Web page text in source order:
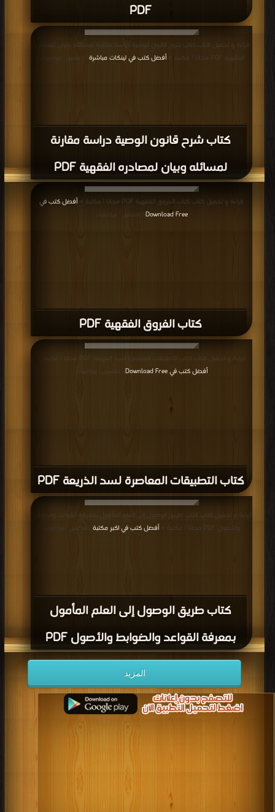
PDF
كتاب شرح قانون الوصية دراسة مقارنة
لمسائله وبيان لمصادره الفقهية PDF
قراءة و تحميل كتاب كتاب شرح قانون الوصية دراسة مقارنة لمسائله وبيان لمصادره
الفقهية PDF مجانا | مكتبة >
أفضل كتب في لينكات مباشرة | التحميل : مرة/مرات
كتاب الفروق الفقهية PDF
قراءة و تحميل كتاب كتاب الفروق الفقهية PDF مجانا | مكتبة >
أفضل كتب في
Download Free
| التحميل : مرة/مرات
كتاب التطبيقات المعاصرة لسد الذريعة PDF
قراءة و تحميل كتاب كتاب التطبيقات المعاصرة لسد الذريعة PDF مجانا | مكتبة >
أفضل كتب في Download Free
| التحميل : مرة/مرات
كتاب طريق الوصول إلى العلم المأمول
بمعرفة القواعد والضوابط والأصول PDF
قراءة و تحميل كتاب كتاب طريق الوصول إلى العلم المأمول بمعرفة القواعد والضوابط
والأصول PDF مجانا | مكتبة >
أفضل كتب في اكبر مكتبة | التحميل : مرة/مرات
المزيد